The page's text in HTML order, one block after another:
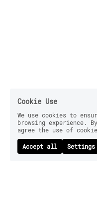
Cookie Use
We use cookies to
browsing experience.
agree the use of
Accept all Settings